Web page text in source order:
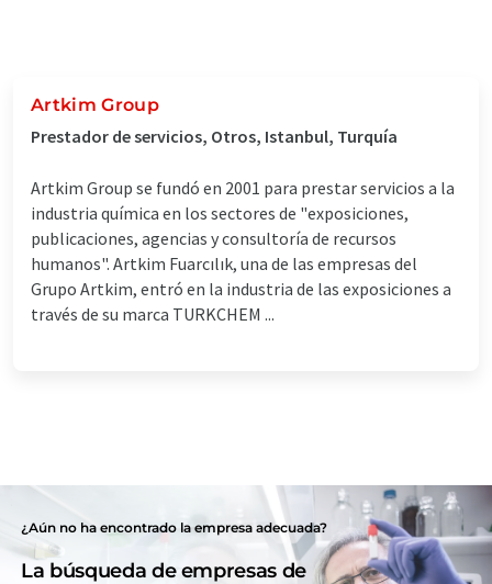
Artkim Group
Prestador de servicios, Otros, Istanbul, Turquía
Artkim Group se fundó en 2001 para prestar servicios a la
industria química en los sectores de "exposiciones,
publicaciones, agencias y consultoría de recursos
humanos". Artkim Fuarcılık, una de las empresas del
Grupo Artkim, entró en la industria de las exposiciones a
través de su marca TURKCHEM ...
¿Aún no ha encontrado la empresa adecuada?
La búsqueda de empresas de